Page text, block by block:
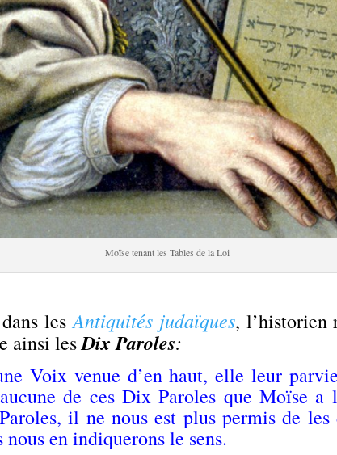
Moïse tenant les Tables de la Loi
les Antiquités judaïques, l’historien
ainsi lesDix Paroles:
Voix venue d’en haut, elle leur
de ces Dix Paroles que Moïse a
il ne nous est plus permis de
en indiquerons le sens.